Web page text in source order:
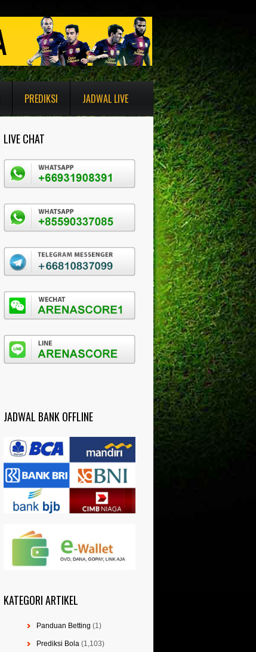
PREDIKSI JADWAL LIVE
LIVE CHAT
JADWAL BANK OFFLINE
KATEGORI ARTIKEL
Panduan Betting (1)
Prediksi Bola (1,103)